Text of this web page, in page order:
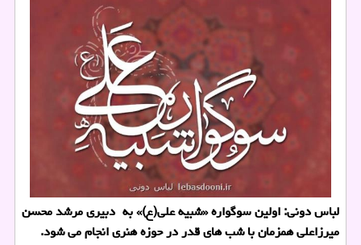
لباس دونی: اولین سوگواره «شبیه علی(ع)» به دبیری مرشد محسن
میرزاعلی همزمان با شب های قدر در حوزه هنری انجام می شود.